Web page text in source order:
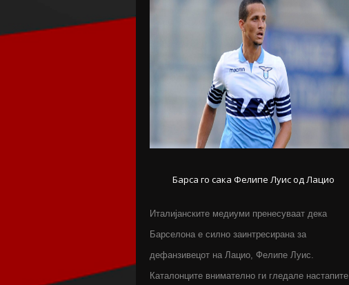
Барса го сака Фелипе Луис од Лацио
Италијанските медиуми пренесуваат дека
Барселона е силно заинтресирана за
дефанзивецот на Лацио, Фeлипе Луис.
Каталонците внимателно ги гледале настапите